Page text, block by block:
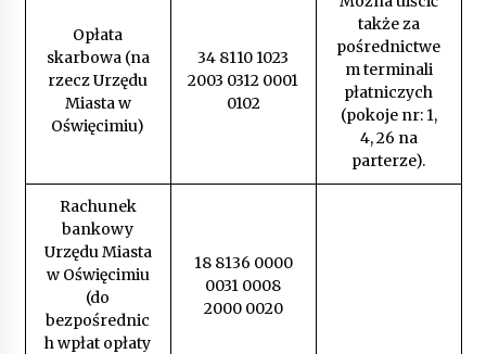
Kęty: Zatrzymany sprawca kradzieży z
17 marca, 2025
Opłata
skarbowa (na
rzecz Urzędu
Miasta w
Oświęcimiu)
34 8110 1023
2003 0312 0001
0102
także za
pośrednictwe
m terminali
płatniczych
(pokoje nr: 1,
4, 26 na
parterze).
Rachunek
bankowy
Urzędu Miasta
w Oświęcimiu
(do
bezpośrednic
h wpłat opłaty
18 8136 0000
0031 0008
2000 0020